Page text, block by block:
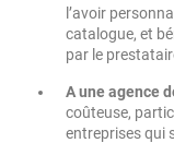
l’avoir
catalogue, et
par le
A une agence
coûteuse,
entreprises qui